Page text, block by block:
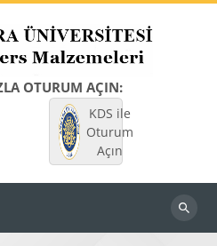
OTURUM AÇIN:
KDS ile
Oturum
Açın
Dersleri